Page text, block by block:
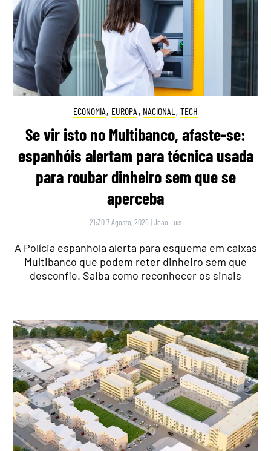
ECONOMIA, EUROPA , NACIONAL , TECH
Se vir isto no Multibanco, afaste-se:
espanhóis alertam para técnica usada
para roubar dinheiro sem que se
aperceba
21:30 7 Agosto, 2026 |João Luís
A Polícia espanhola alerta para esquema em caixas
Multibanco que podem reter dinheiro sem que
desconfie. Saiba como reconhecer os sinais